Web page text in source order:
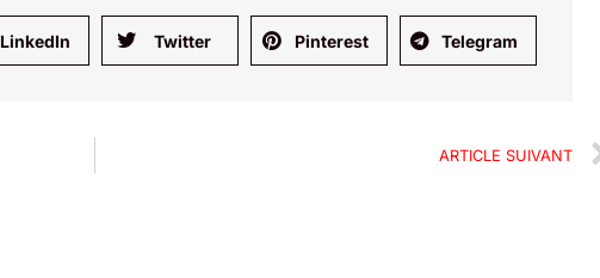
LinkedIn Twitter Pinterest Telegram
ARTICLE SUIVANT